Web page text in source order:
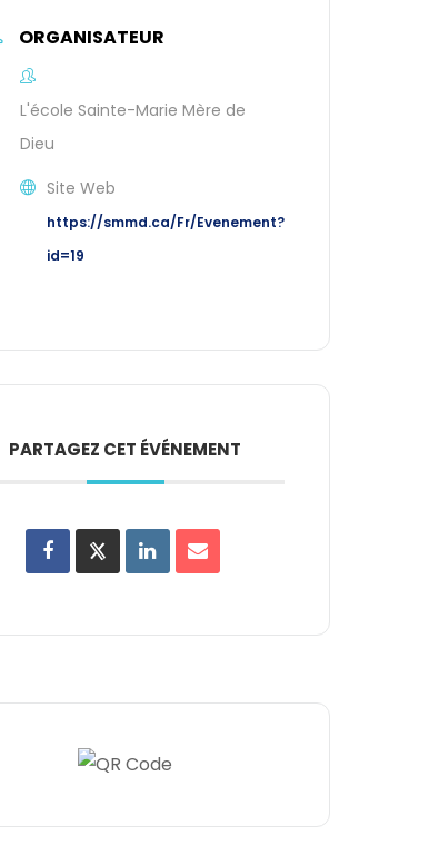
ORGANISATEUR
L'école Sainte-Marie Mère de
Dieu
Site Web
https://smmd.ca/Fr/Evenement?
id=19
PARTAGEZ CET ÉVÉNEMENT